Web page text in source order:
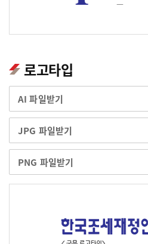
로고타입
AI 파일받기
JPG 파일받기
PNG 파일받기